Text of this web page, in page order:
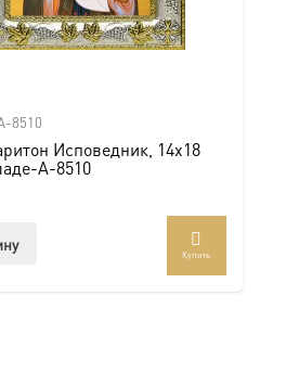
8510
Исповедник, 14х18
A-8510
Купить